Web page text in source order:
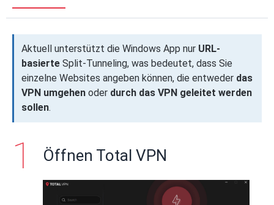
Aktuell unterstützt die Windows App nur URL-
basierte Split-Tunneling, was bedeutet, dass Sie
einzelne Websites angeben können, die entweder das
VPN umgehen oder durch das VPN geleitet werden
sollen.
Öffnen Total VPN